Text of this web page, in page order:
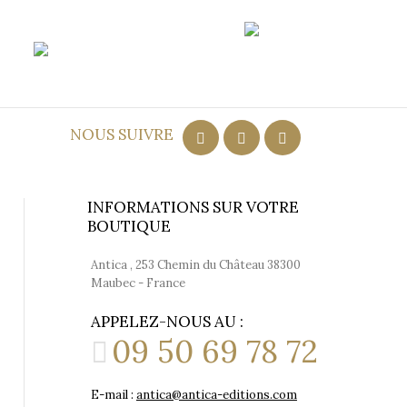
NOUS SUIVRE
INFORMATIONS SUR VOTRE
BOUTIQUE
Antica , 253 Chemin du Château 38300
Maubec - France
APPELEZ-NOUS AU :
09 50 69 78 72
E-mail : antica@antica-editions.com